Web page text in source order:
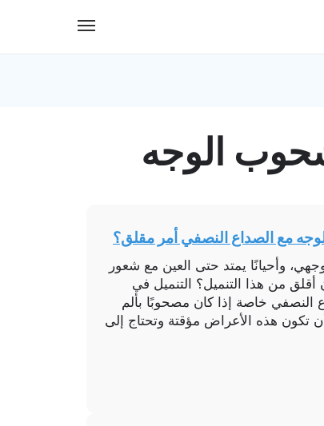
الوجه
مع الصداع النصفي أمر مقلق؟
وأحيانًا يمتد حتى العين مع شعور
من هذا التنميل؟ التنميل في
خاصة إذا كان مصحوبًا بألم
هذه الأعراض مؤقتة وتحتاج إلى